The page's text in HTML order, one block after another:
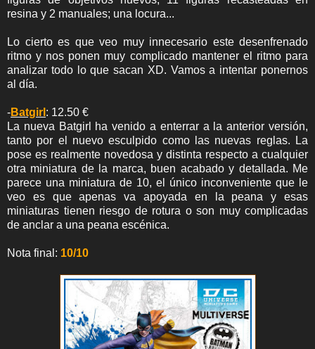
resina y 2 manuales; una locura...
Lo cierto es que veo muy innecesario este desenfrenado
ritmo y nos ponen muy complicado mantener el ritmo para
analizar todo lo que sacan XD. Vamos a intentar ponernos
al día.
-Batgirl : 12.50 €
La nueva Batgirl ha venido a enterrar a la anterior versión,
tanto por el nuevo esculpido como las nuevas reglas. La
pose es realmente novedosa y distinta respecto a cualquier
otra miniatura de la marca, buen acabado y detallada. Me
parece una miniatura de 10, el único inconveniente que le
veo es que apenas va apoyada en la peana y esas
miniaturas tienen riesgo de rotura o son muy complicadas
de anclar a una peana escénica.
Nota final: 10/10